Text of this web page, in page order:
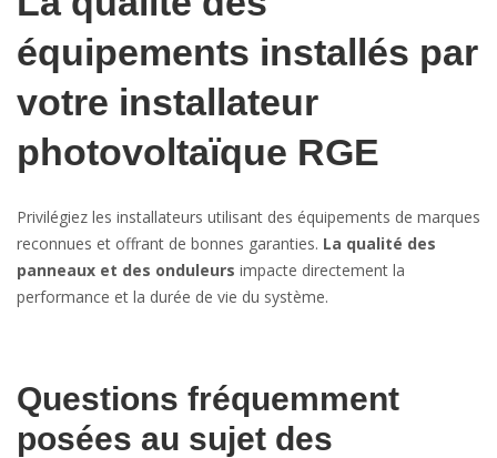
équipements installés par
votre installateur
photovoltaïque RGE
Privilégiez les installateurs utilisant des équipements de marques
reconnues et offrant de bonnes garanties. La qualité des
panneaux et des onduleurs impacte directement la
performance et la durée de vie du système.
Questions fréquemment
posées au sujet des